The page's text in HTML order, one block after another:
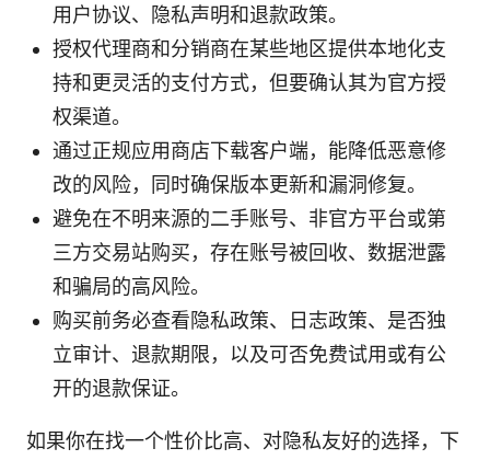
用户协议、隐私声明和退款政策。
授权代理商和分销商在某些地区提供本地化支
持和更灵活的支付方式，但要确认其为官方授
权渠道。
通过正规应用商店下载客户端，能降低恶意修
改的风险，同时确保版本更新和漏洞修复。
避免在不明来源的二手账号、非官方平台或第
三方交易站购买，存在账号被回收、数据泄露
和骗局的高风险。
购买前务必查看隐私政策、日志政策、是否独
立审计、退款期限，以及可否免费试用或有公
开的退款保证。
如果你在找一个性价比高、对隐私友好的选择，下